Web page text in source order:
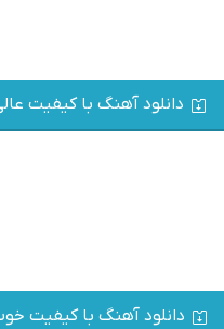
دانلود آهنگ با کیفیت عالی
دانلود آهنگ با کیفیت خوب